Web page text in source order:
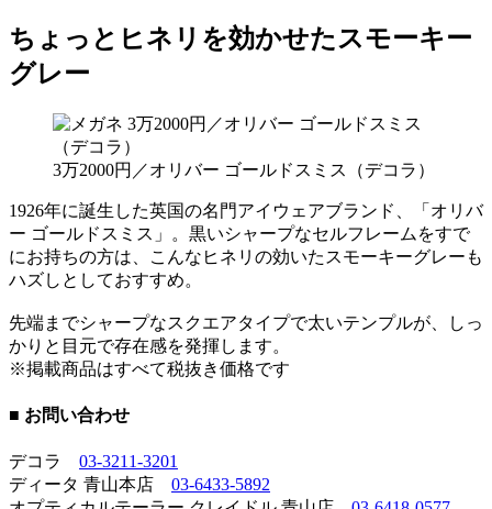
ちょっとヒネリを効かせたスモーキー
グレー
3万2000円／オリバー ゴールドスミス（デコラ）
1926年に誕生した英国の名門アイウェアブランド、「オリバ
ー ゴールドスミス」。黒いシャープなセルフレームをすで
にお持ちの方は、こんなヒネリの効いたスモーキーグレーも
ハズしとしておすすめ。
先端までシャープなスクエアタイプで太いテンプルが、しっ
かりと目元で存在感を発揮します。
※掲載商品はすべて税抜き価格です
■ お問い合わせ
デコラ 03-3211-3201
ディータ 青山本店 03-6433-5892